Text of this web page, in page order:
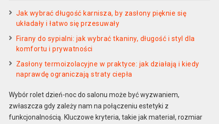
Jak wybrać długość karnisza, by zasłony pięknie się
układały i łatwo się przesuwały
Firany do sypialni: jak wybrać tkaniny, długość i styl dla
komfortu i prywatności
Zasłony termoizolacyjne w praktyce: jak działają i kiedy
naprawdę ograniczają straty ciepła
Wybór rolet dzień-noc do salonu może być wyzwaniem,
zwłaszcza gdy zależy nam na połączeniu estetyki z
funkcjonalnością. Kluczowe kryteria, takie jak materiał, rozmiar